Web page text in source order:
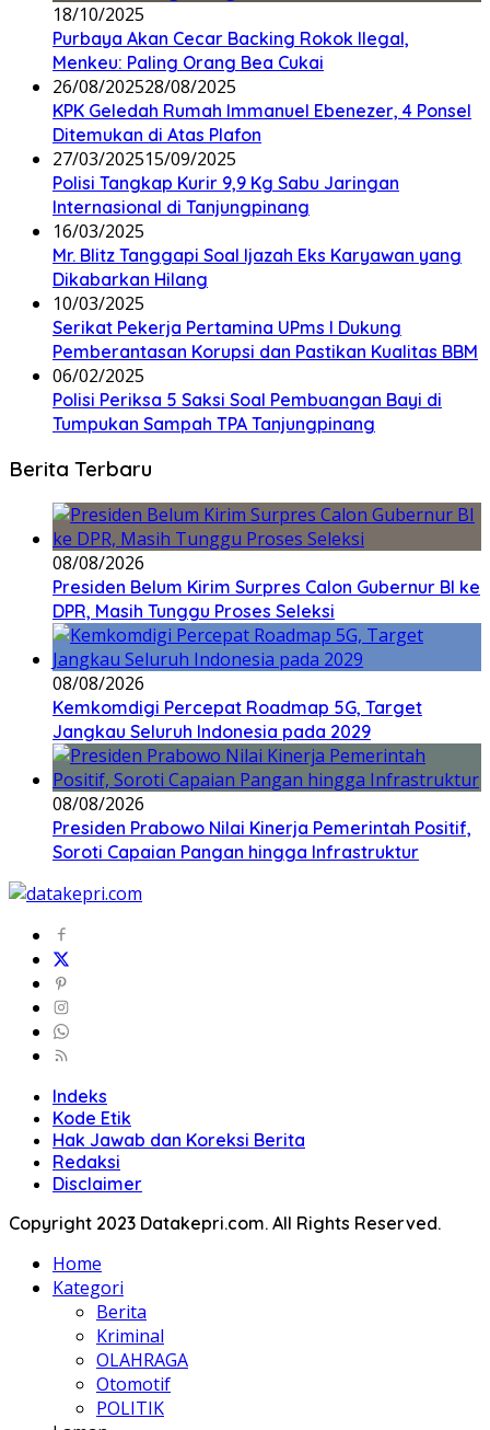
18/10/2025
Purbaya Akan Cecar Backing Rokok Ilegal,
Menkeu: Paling Orang Bea Cukai
26/08/202528/08/2025
KPK Geledah Rumah Immanuel Ebenezer, 4 Ponsel
Ditemukan di Atas Plafon
27/03/202515/09/2025
Polisi Tangkap Kurir 9,9 Kg Sabu Jaringan
Internasional di Tanjungpinang
16/03/2025
Mr. Blitz Tanggapi Soal Ijazah Eks Karyawan yang
Dikabarkan Hilang
10/03/2025
Serikat Pekerja Pertamina UPms I Dukung
Pemberantasan Korupsi dan Pastikan Kualitas BBM
06/02/2025
Polisi Periksa 5 Saksi Soal Pembuangan Bayi di
Tumpukan Sampah TPA Tanjungpinang
Berita Terbaru
08/08/2026
Presiden Belum Kirim Surpres Calon Gubernur BI ke
DPR, Masih Tunggu Proses Seleksi
08/08/2026
Kemkomdigi Percepat Roadmap 5G, Target
Jangkau Seluruh Indonesia pada 2029
08/08/2026
Presiden Prabowo Nilai Kinerja Pemerintah Positif,
Soroti Capaian Pangan hingga Infrastruktur
Indeks
Kode Etik
Hak Jawab dan Koreksi Berita
Redaksi
Disclaimer
Copyright 2023 Datakepri.com. All Rights Reserved.
Home
Kategori
Berita
Kriminal
OLAHRAGA
Otomotif
POLITIK